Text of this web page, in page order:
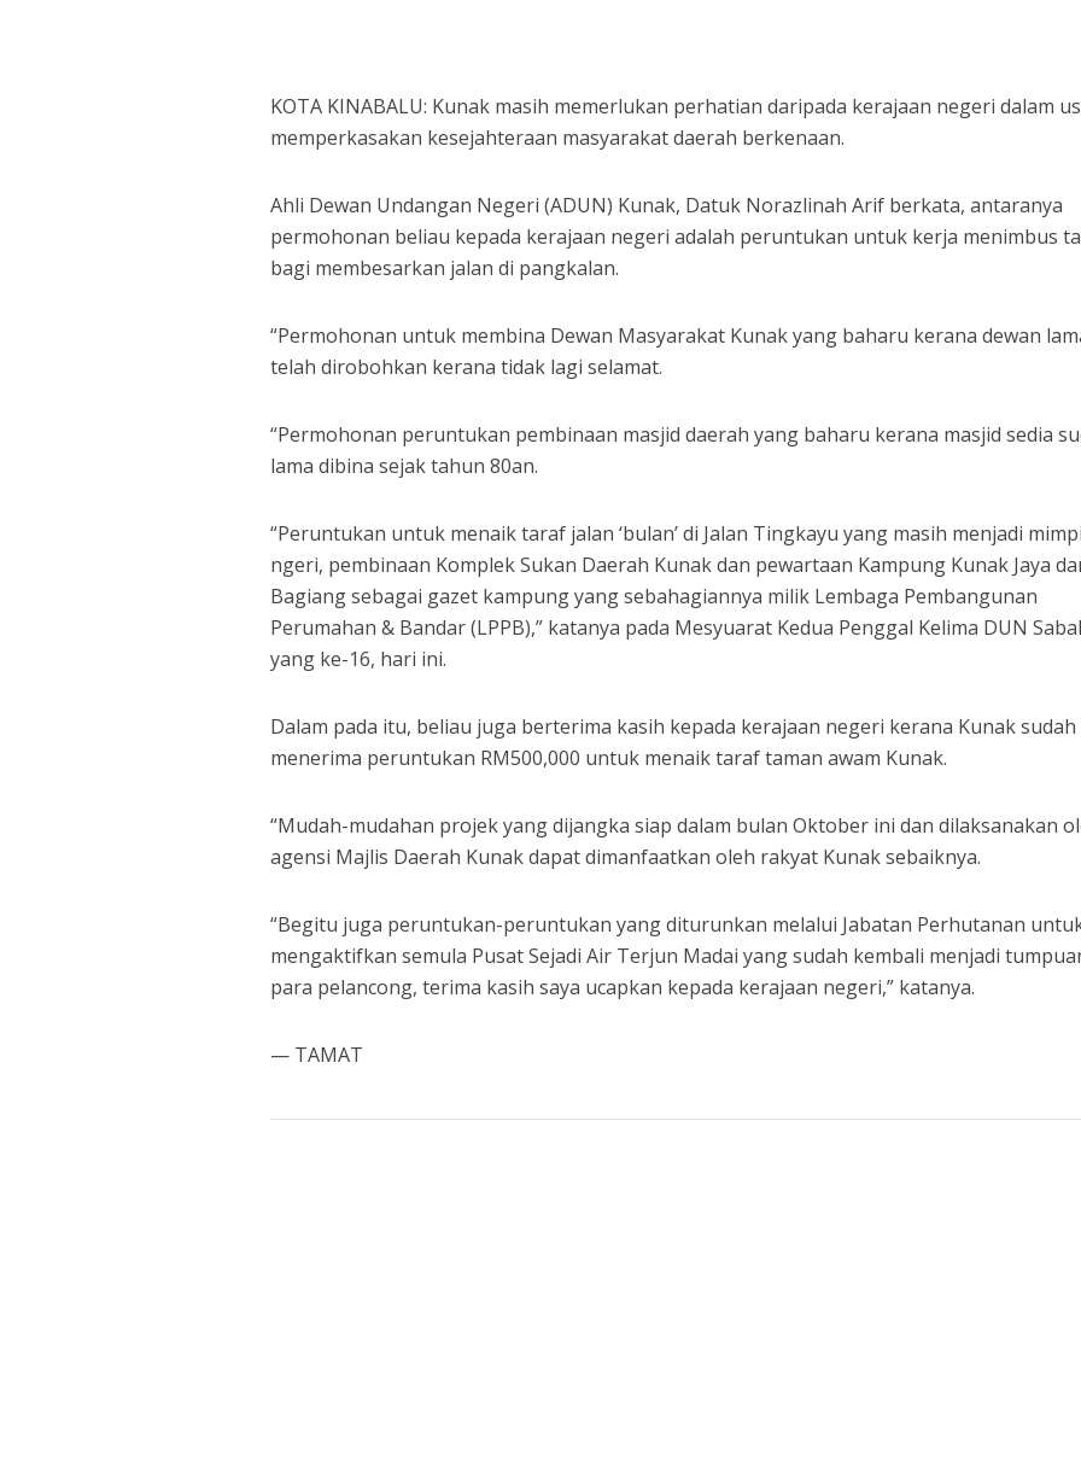
KOTA KINABALU: Kunak masih memerlukan perhatian daripada kerajaan negeri dalam
memperkasakan kesejahteraan masyarakat daerah berkenaan.
Ahli Dewan Undangan Negeri (ADUN) Kunak, Datuk Norazlinah Arif berkata, antaranya
permohonan beliau kepada kerajaan negeri adalah peruntukan untuk kerja menimbus
bagi membesarkan jalan di pangkalan.
“Permohonan untuk membina Dewan Masyarakat Kunak yang baharu kerana dewan
telah dirobohkan kerana tidak lagi selamat.
“Permohonan peruntukan pembinaan masjid daerah yang baharu kerana masjid sedia
lama dibina sejak tahun 80an.
“Peruntukan untuk menaik taraf jalan ‘bulan’ di Jalan Tingkayu yang masih menjadi mimpi
ngeri, pembinaan Komplek Sukan Daerah Kunak dan pewartaan Kampung Kunak Jaya
Bagiang sebagai gazet kampung yang sebahagiannya milik Lembaga Pembangunan
Perumahan & Bandar (LPPB),” katanya pada Mesyuarat Kedua Penggal Kelima DUN
yang ke-16, hari ini.
Dalam pada itu, beliau juga berterima kasih kepada kerajaan negeri kerana Kunak sudah
menerima peruntukan RM500,000 untuk menaik taraf taman awam Kunak.
“Mudah-mudahan projek yang dijangka siap dalam bulan Oktober ini dan dilaksanakan
agensi Majlis Daerah Kunak dapat dimanfaatkan oleh rakyat Kunak sebaiknya.
“Begitu juga peruntukan-peruntukan yang diturunkan melalui Jabatan Perhutanan
mengaktifkan semula Pusat Sejadi Air Terjun Madai yang sudah kembali menjadi
para pelancong, terima kasih saya ucapkan kepada kerajaan negeri,” katanya.
— TAMAT